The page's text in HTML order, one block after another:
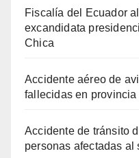
Fiscalía del Ecuador
excandidata
Chica
Accidente aéreo de
fallecidas en
Accidente de tránsito
personas afectadas al